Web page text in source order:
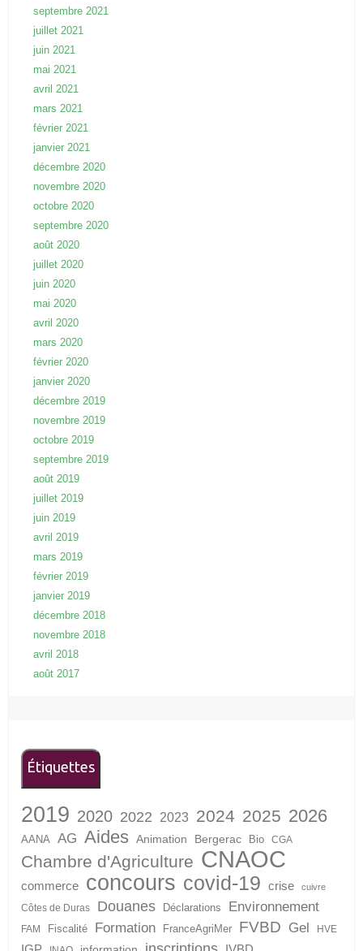
septembre 2021
juillet 2021
juin 2021
mai 2021
avril 2021
mars 2021
février 2021
janvier 2021
décembre 2020
novembre 2020
octobre 2020
septembre 2020
août 2020
juillet 2020
juin 2020
mai 2020
avril 2020
mars 2020
février 2020
janvier 2020
décembre 2019
novembre 2019
octobre 2019
septembre 2019
août 2019
juillet 2019
juin 2019
avril 2019
mars 2019
février 2019
janvier 2019
décembre 2018
novembre 2018
avril 2018
août 2017
Étiquettes
2019 2020 2022 2023 2024 2025 2026
AANA AG Aides Animation Bergerac Bio CGA
Chambre d'Agriculture CNAOC
commerce concours covid-19 crise cuivre
Côtes de Duras Douanes Déclarations Environnement
FAM Fiscalité Formation FranceAgriMer FVBD Gel HVE